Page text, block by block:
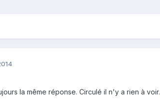
la même réponse. Circulé il n'y a rien à voir.